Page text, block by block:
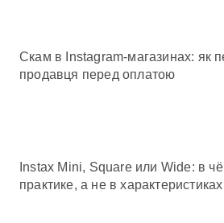
Скам в Instagram-магазинах: як
продавця перед оплатою
Instax Mini, Square или Wide: в
практике, а не в характеристиках